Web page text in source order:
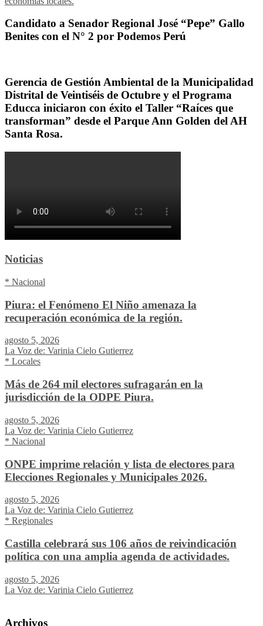
Candidato a Senador Regional José “Pepe” Gallo
Benites con el N° 2 por Podemos Perú
Gerencia de Gestión Ambiental de la Municipalidad
Distrital de Veintiséis de Octubre y el Programa
Educca iniciaron con éxito el Taller “Raíces que
transforman” desde el Parque Ann Golden del AH
Santa Rosa.
Noticias
* Nacional
Piura: el Fenómeno El Niño amenaza la
recuperación económica de la región.
agosto 5, 2026
La Voz de: Varinia Cielo Gutierrez
* Locales
Más de 264 mil electores sufragarán en la
jurisdicción de la ODPE Piura.
agosto 5, 2026
La Voz de: Varinia Cielo Gutierrez
* Nacional
ONPE imprime relación y lista de electores para
Elecciones Regionales y Municipales 2026.
agosto 5, 2026
La Voz de: Varinia Cielo Gutierrez
* Regionales
Castilla celebrará sus 106 años de reivindicación
política con una amplia agenda de actividades.
agosto 5, 2026
La Voz de: Varinia Cielo Gutierrez
Archivos